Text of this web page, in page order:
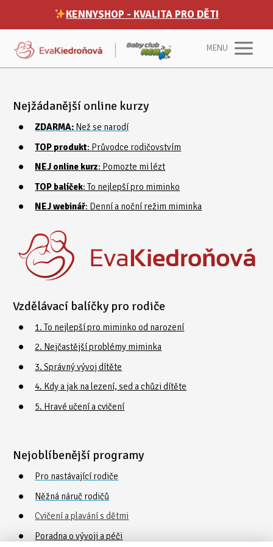
KENNYSHOP - KVALITA PRO DĚTI
MENU
Nejžádanější online kurzy
ZDARMA: Než se narodí
TOP produkt: Průvodce rodičovstvím
NEJ online kurz: Pomozte mi lézt
TOP balíček: To nejlepší pro miminko
NEJ webinář: Denní a noční režim miminka
Vzdělávací balíčky pro rodiče
1. To nejlepší pro miminko od narození
2. Nejčastější problémy miminka
3. Správný vývoj dítěte
4. Kdy a jak na lezení, sed a chůzi dítěte
5. Hravé učení a cvičení
Nejoblíbenější programy
Pro nastávající rodiče
Něžná náruč rodičů
Cvičení a plavání s dětmi
Poradna o vývoji a péči